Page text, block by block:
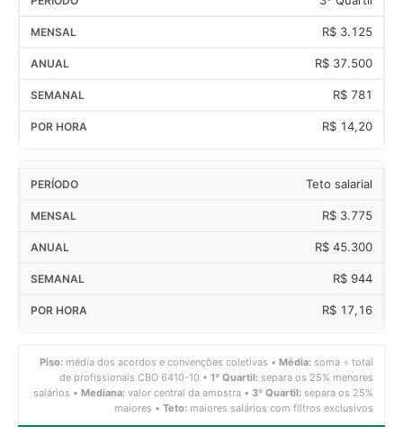
R$ 3.125
R$ 37.500
R$ 781
R$ 14,20
Teto salarial
R$ 3.775
R$ 45.300
R$ 944
R$ 17,16
Piso: média dos acordos e convenções coletivas • Média: soma ÷ total
de profissionais CBO 6410-10 • 1º Quartil: separa os 25% menores
salários • Mediana: valor central da amostra • 3º Quartil: separa os 25%
maiores • Teto: maiores salários com filtros exclusivos